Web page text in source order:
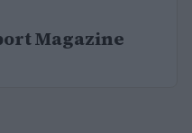
Magazine